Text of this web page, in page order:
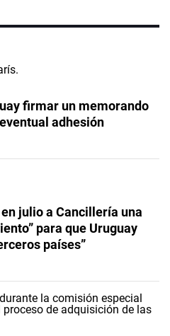
firmar un memorando
adhesión
julio a Cancillería una
para que Uruguay
países”